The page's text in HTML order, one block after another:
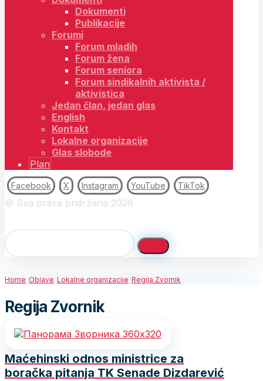
Dokumenti
Publikacije
Forumi
Forum mladih
Forum žena
Forum seniora
Forum sindikalnih aktivista /
aktivistica
Jedan član, jedan glas
English
Kontakt
Lokalne organizacije
Glas slobode
Plan
Facebook X Instagram YouTube TikTok
© Sva prava pridržana 2026
Home Objave Lokalne organizacije Regija Zvornik
Regija Zvornik
Maćehinski odnos ministrice za
boračka pitanja TK Senade Dizdarević